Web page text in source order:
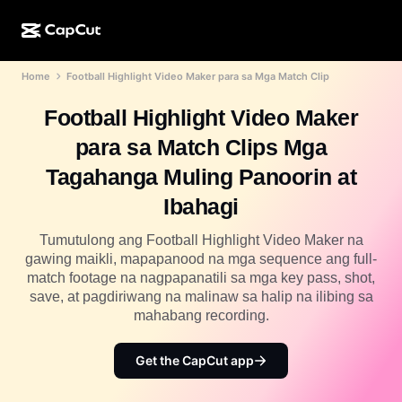
CapCut Pad
Dreamina AI
Pippit AI
AI na Disenyo
Video Studio
Generator ng AI na larawan
AI na pampaganda ng larawan
Dreamina Seedance 2.5
Nano Banana Pro
Mga AI tool
Video editor at generator
Image editor at generator
Voice generator at editor
Higit pa
Mga sitwasyon ng paggamit
Social media
Mga pang-holiday na template
Higit pa
Mga template ng kalendaryo
Mga template para sa anibersaryo
Mga template ng mga effect
Tungkol sa Amin
Komunidad
Mga Inisyatiba
Pioneer Program
Creative Partner Program
CapCut Creative Campus
Home Football Highlight Video Maker para sa Mga Match Clip
Football Highlight Video Maker
para sa Match Clips Mga
Tagahanga Muling Panoorin at
Ibahagi
Tumutulong ang Football Highlight Video Maker na
gawing maikli, mapapanood na mga sequence ang full-
match footage na nagpapanatili sa mga key pass, shot,
save, at pagdiriwang na malinaw sa halip na ilibing sa
mahabang recording.
Get the CapCut app